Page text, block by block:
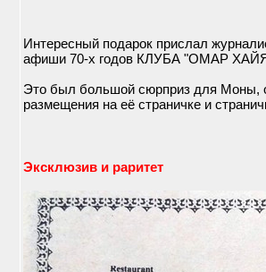
Интересный подарок прислал
афиши 70-х годов КЛУБА "ОМАР
Это был большой сюрприз для Моны,
размещения на её страничке и
Эксклюзив и раритет